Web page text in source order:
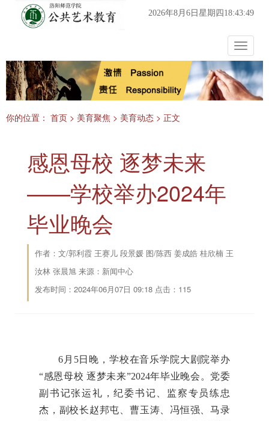
2026年8月6日星期四18:43:49
Toggle
你的位置： 首页 > 美育聚焦 > 美育动态 > 正文
感恩母校 逐梦未来
——学校举办2024年
毕业晚会
作者：文/郭利霞 王赛儿 段景媛 图/陈西 姜成皓 桂欣楠 王
汝林 张晨旭 来源：新闻中心
发布时间：2024年06月07日 09:18 点击： 115
6月5日晚，学校在音乐学院大剧院举办
“感恩母校 逐梦未来”2024年毕业晚会。党委
副书记张运礼，纪委书记、监察专员练忠
杰，副校长赵邦屯、曹玉涛、冯恒强、马录